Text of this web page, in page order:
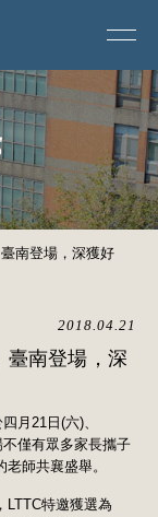
南登場，深獲好
2018.04.21
臺南登場，深
月21日(六)、
僅有眾多家長攜子
師共襄盛舉。
LTTC特邀獲選為